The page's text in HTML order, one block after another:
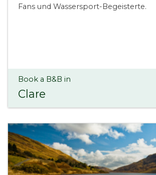
Fans und Wassersport-Begeisterte.
Book a B&B in
Clare